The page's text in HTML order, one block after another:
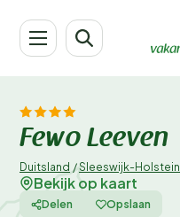
Fewo Leeven
Duitsland /Sleeswijk-Holstein
Bekijk op kaart
Delen Opslaan